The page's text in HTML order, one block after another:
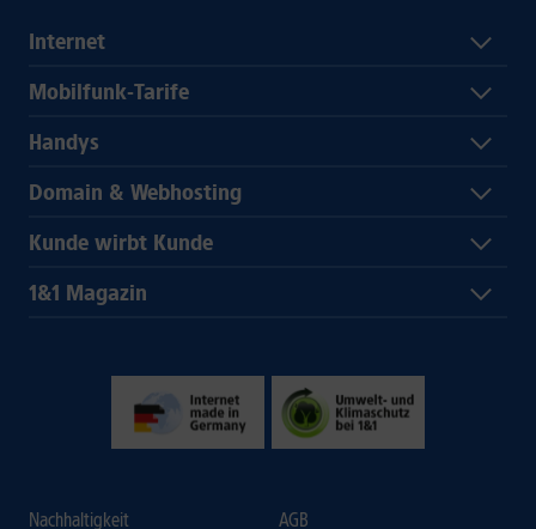
Internet
Mobilfunk-Tarife
Handys
Domain & Webhosting
Kunde wirbt Kunde
1&1 Magazin
Nachhaltigkeit
AGB